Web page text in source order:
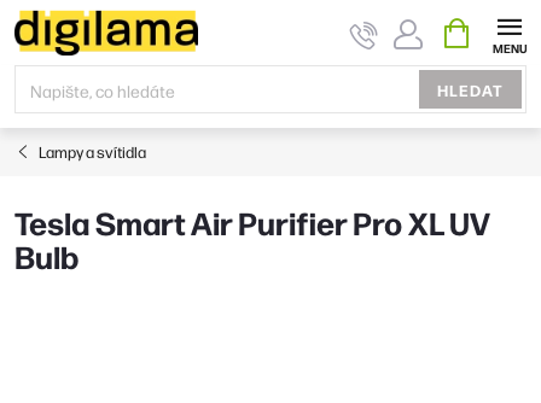
Přejít
na
obsah
HLEDAT
KOŠÍK
Lampy a svítidla
Tesla Smart Air Purifier Pro XL UV
Bulb